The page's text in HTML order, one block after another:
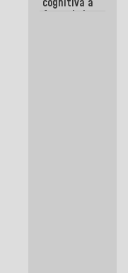
favor de la